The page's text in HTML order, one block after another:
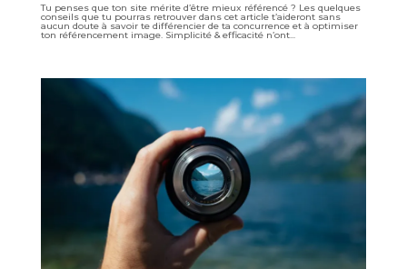
Tu penses que ton site mérite d’être mieux référencé ? Les quelques
conseils que tu pourras retrouver dans cet article t’aideront sans
aucun doute à savoir te différencier de ta concurrence et à optimiser
ton référencement image. Simplicité & efficacité n’ont...